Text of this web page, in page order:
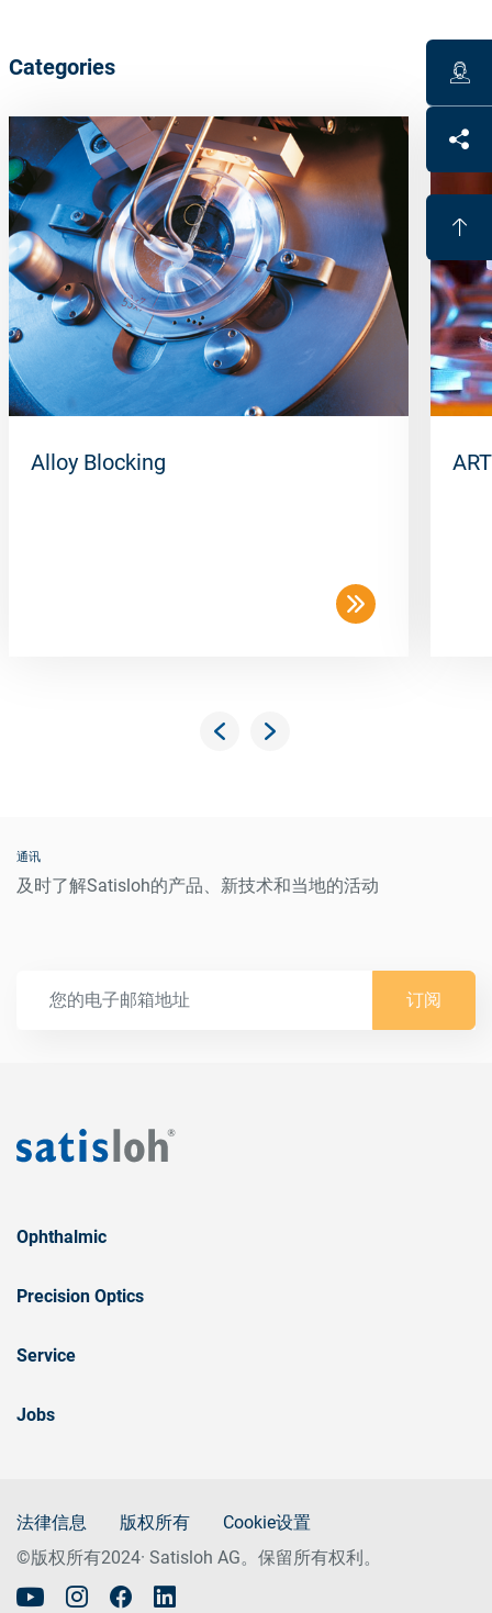
Categories
Alloy Blocking
通讯
及时了解Satisloh的产品、新技术和当地的活动
订阅
Ophthalmic
Precision Optics
Service
Jobs
法律信息 版权所有
Cookie设置
©版权所有2024· Satisloh AG。保留所有权利。